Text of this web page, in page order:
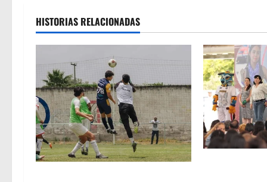
i
ó
n
d
e
e
n
HISTORIAS RELACIONADAS